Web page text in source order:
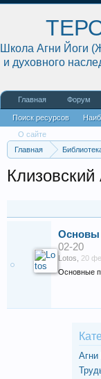
Главная
Агни
Основы
02-20
Lotos
20
Основные
Школа Агни Йоги
и духовного
Главная Форум
Поиск ресурсов
О сайте